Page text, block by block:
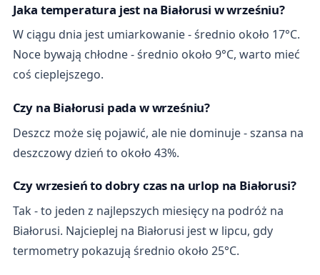
Jaka temperatura jest na Białorusi w wrześniu?
W ciągu dnia jest umiarkowanie - średnio około 17°C.
Noce bywają chłodne - średnio około 9°C, warto mieć
coś cieplejszego.
Czy na Białorusi pada w wrześniu?
Deszcz może się pojawić, ale nie dominuje - szansa na
deszczowy dzień to około 43%.
Czy wrzesień to dobry czas na urlop na Białorusi?
Tak - to jeden z najlepszych miesięcy na podróż na
Białorusi. Najcieplej na Białorusi jest w lipcu, gdy
termometry pokazują średnio około 25°C.